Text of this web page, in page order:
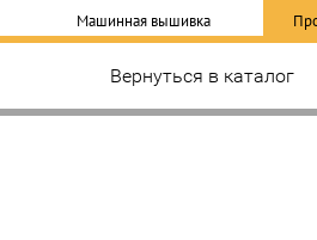
Машинная вышивка
Вернуться в каталог